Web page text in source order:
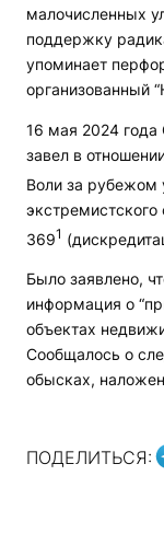
малочисленных
поддержку
упоминает
организованный
16 мая 2024 года
завел в
Воли за рубежом
3691
Было заявлено,
информация о
объектах
Сообщалось о
обысках,
ПОДЕЛИТЬСЯ: